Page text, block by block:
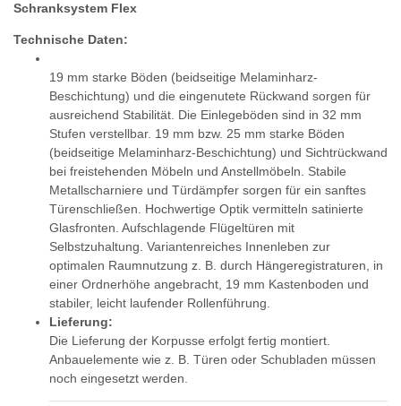
Schranksystem Flex
Technische Daten:
19 mm starke Böden (beidseitige Melaminharz-
Beschichtung) und die eingenutete Rückwand sorgen für
ausreichend Stabilität. Die Einlegeböden sind in 32 mm
Stufen verstellbar. 19 mm bzw. 25 mm starke Böden
(beidseitige Melaminharz-Beschichtung) und Sichtrückwand
bei freistehenden Möbeln und Anstellmöbeln. Stabile
Metallscharniere und Türdämpfer sorgen für ein sanftes
Türenschließen. Hochwertige Optik vermitteln satinierte
Glasfronten. Aufschlagende Flügeltüren mit
Selbstzuhaltung. Variantenreiches Innenleben zur
optimalen Raumnutzung z. B. durch Hängeregistraturen, in
einer Ordnerhöhe angebracht, 19 mm Kastenboden und
stabiler, leicht laufender Rollenführung.
Lieferung:
Die Lieferung der Korpusse erfolgt fertig montiert.
Anbauelemente wie z. B. Türen oder Schubladen müssen
noch eingesetzt werden.